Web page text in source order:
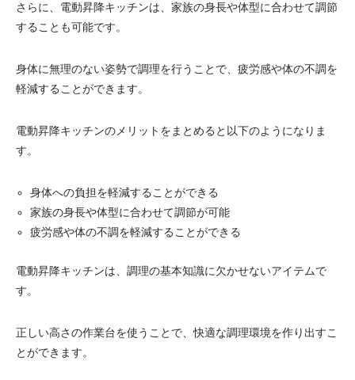
さらに、電動昇降キッチンは、家族の身長や体型に合わせて調節
することも可能です。
身体に無理のない姿勢で調理を行うことで、疲労感や体の不調を
軽減することができます。
電動昇降キッチンのメリットをまとめると以下のようになりま
す。
身体への負担を軽減することができる
家族の身長や体型に合わせて調節が可能
疲労感や体の不調を軽減することができる
電動昇降キッチンは、調理の基本知識に欠かせないアイテムで
す。
正しい高さの作業台を使うことで、快適な調理環境を作り出すこ
とができます。